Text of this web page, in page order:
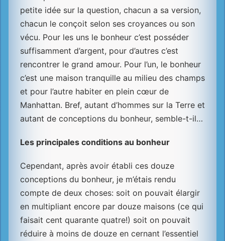
petite idée sur la question, chacun a sa version,
chacun le conçoit selon ses croyances ou son
vécu. Pour les uns le bonheur c’est posséder
suffisamment d’argent, pour d’autres c’est
rencontrer le grand amour. Pour l’un, le bonheur
c’est une maison tranquille au milieu des champs
et pour l’autre habiter en plein cœur de
Manhattan. Bref, autant d’hommes sur la Terre et
autant de conceptions du bonheur, semble-t-il…
Les principales conditions au bonheur
Cependant, après avoir établi ces douze
conceptions du bonheur, je m’étais rendu
compte de deux choses: soit on pouvait élargir
en multipliant encore par douze maisons (ce qui
faisait cent quarante quatre!) soit on pouvait
réduire à moins de douze en cernant l’essentiel